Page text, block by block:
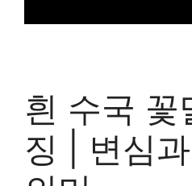
흰 수국 꽃
징 | 변심